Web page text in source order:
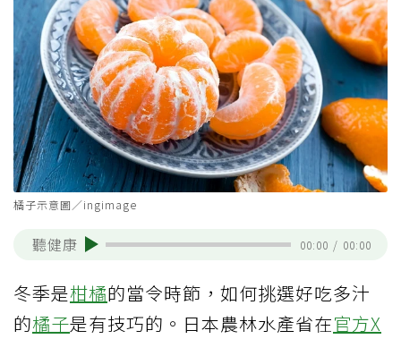
橘子示意圖／ingimage
聽健康 00:00 / 00:00
冬季是柑橘的當令時節，如何挑選好吃多汁
的橘子是有技巧的。日本農林水產省在官方X